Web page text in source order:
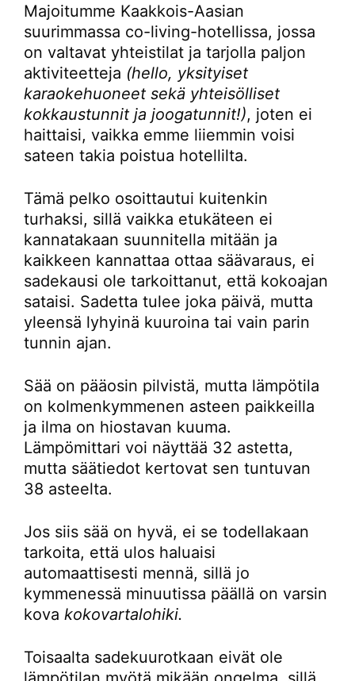
Majoitumme Kaakkois-Aasian
suurimmassa co-living-hotellissa, jossa
on valtavat yhteistilat ja tarjolla paljon
aktiviteetteja (hello, yksityiset
karaokehuoneet sekä yhteisölliset
kokkaustunnit ja joogatunnit!), joten ei
haittaisi, vaikka emme liiemmin voisi
sateen takia poistua hotellilta.
Tämä pelko osoittautui kuitenkin
turhaksi, sillä vaikka etukäteen ei
kannatakaan suunnitella mitään ja
kaikkeen kannattaa ottaa säävaraus, ei
sadekausi ole tarkoittanut, että kokoajan
sataisi. Sadetta tulee joka päivä, mutta
yleensä lyhyinä kuuroina tai vain parin
tunnin ajan.
Sää on pääosin pilvistä, mutta lämpötila
on kolmenkymmenen asteen paikkeilla
ja ilma on hiostavan kuuma.
Lämpömittari voi näyttää 32 astetta,
mutta säätiedot kertovat sen tuntuvan
38 asteelta.
Jos siis sää on hyvä, ei se todellakaan
tarkoita, että ulos haluaisi
automaattisesti mennä, sillä jo
kymmenessä minuutissa päällä on varsin
kova kokovartalohiki.
Toisaalta sadekuurotkaan eivät ole